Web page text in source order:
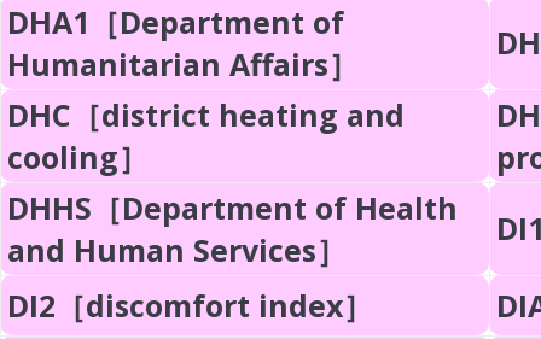
DHA1［Department of
Humanitarian Affairs］
DHC［district heating and
cooling］
DHHS［Department of Health
and Human Services］
DI2［discomfort index］